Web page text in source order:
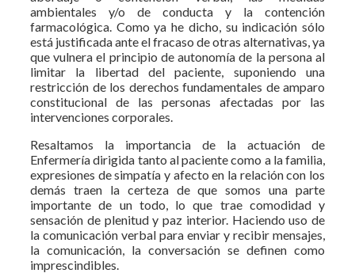
ambientales y/o de conducta y la contención
farmacológica. Como ya he dicho, su indicación sólo
está justificada ante el fracaso de otras alternativas, ya
que vulnera el principio de autonomía de la persona al
limitar la libertad del paciente, suponiendo una
restricción de los derechos fundamentales de amparo
constitucional de las personas afectadas por las
intervenciones corporales.
Resaltamos la importancia de la actuación de
Enfermería dirigida tanto al paciente como a la familia,
expresiones de simpatía y afecto en la relación con los
demás traen la certeza de que somos una parte
importante de un todo, lo que trae comodidad y
sensación de plenitud y paz interior. Haciendo uso de
la comunicación verbal para enviar y recibir mensajes,
la comunicación, la conversación se definen como
imprescindibles.